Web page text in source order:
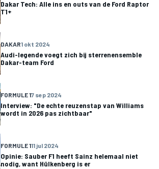
Dakar Tech: Alle ins en outs van de Ford Raptor
T1+
DAKAR1 okt 2024
Audi-legende voegt zich bij sterrenensemble
Dakar-team Ford
FORMULE 17 sep 2024
Interview: "De echte reuzenstap van Williams
wordt in 2026 pas zichtbaar"
FORMULE 111 jul 2024
Opinie: Sauber F1 heeft Sainz helemaal niet
nodig, want Hülkenberg is er